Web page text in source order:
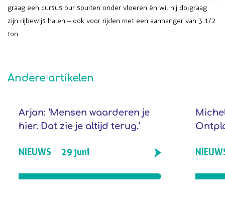
graag een cursus pur spuiten onder vloeren èn wil hij dolgraag
zijn rijbewijs halen – ook voor rijden met een aanhanger van 3 1/2
ton.
Andere artikelen
Arjan: ‘Mensen waarderen je
hier. Dat zie je altijd terug.’
NIEUWS 29 juni